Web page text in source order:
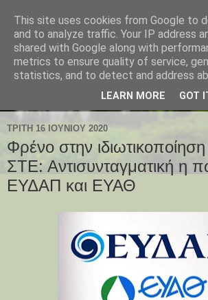
ΤΡΊΤΗ 16 ΙΟΥΝΊΟΥ 2020
Φρένο στην
ΣΤΕ: Αντισυνταγματική η
ΕΥΔΑΠ και ΕΥΑΘ
This site uses cookies from Google to
and to analyze traffic. Your IP address
shared with Google along with
metrics to ensure quality of service,
statistics, and to detect and address
LEARN MORE GOT